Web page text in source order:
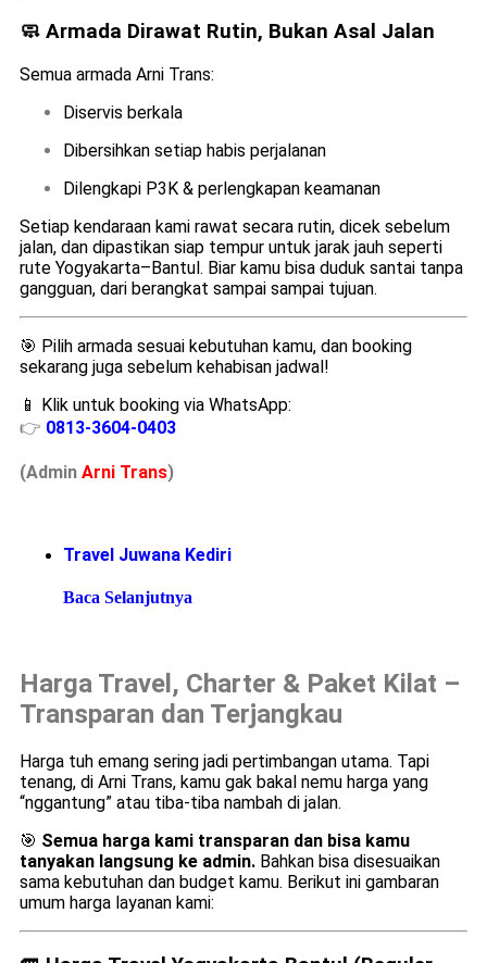
🧼 Armada Dirawat Rutin, Bukan Asal Jalan
Semua armada Arni Trans:
Diservis berkala
Dibersihkan setiap habis perjalanan
Dilengkapi P3K & perlengkapan keamanan
Setiap kendaraan kami rawat secara rutin, dicek sebelum
jalan, dan dipastikan siap tempur untuk jarak jauh seperti
rute Yogyakarta–Bantul. Biar kamu bisa duduk santai tanpa
gangguan, dari berangkat sampai sampai tujuan.
🎯 Pilih armada sesuai kebutuhan kamu, dan booking
sekarang juga sebelum kehabisan jadwal!
📱 Klik untuk booking via WhatsApp:
👉 0813-3604-0403
(Admin Arni Trans)
Travel Juwana Kediri
Baca Selanjutnya
Harga Travel, Charter & Paket Kilat –
Transparan dan Terjangkau
Harga tuh emang sering jadi pertimbangan utama. Tapi
tenang, di Arni Trans, kamu gak bakal nemu harga yang
“nggantung” atau tiba-tiba nambah di jalan.
🎯 Semua harga kami transparan dan bisa kamu
tanyakan langsung ke admin. Bahkan bisa disesuaikan
sama kebutuhan dan budget kamu. Berikut ini gambaran
umum harga layanan kami: